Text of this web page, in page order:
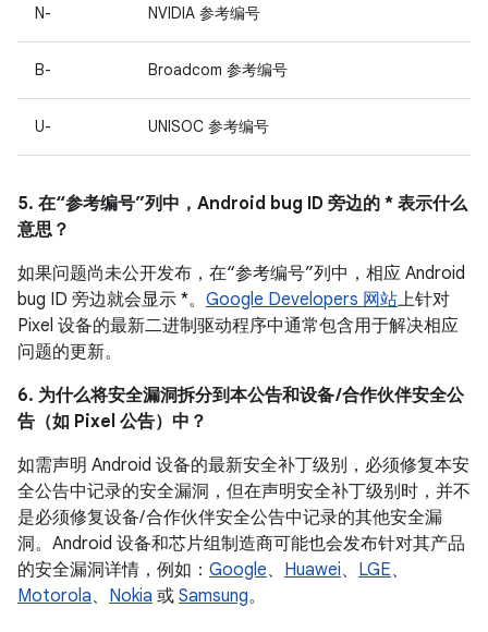
N- NVIDIA 参考编号
B- Broadcom 参考编号
U- UNISOC 参考编号
5. 在“参考编号”列中，Android bug ID 旁边的 * 表示什么
意思？
如果问题尚未公开发布，在“参考编号”列中，相应 Android
bug ID 旁边就会显示 *。 Google Developers 网站上针对
Pixel 设备的最新二进制驱动程序中通常包含用于解决相应
问题的更新。
6. 为什么将安全漏洞拆分到本公告和设备 /合作伙伴安全公
告（如 Pixel 公告）中？
如需声明 Android 设备的最新安全补丁级别，必须修复本安
全公告中记录的安全漏洞，但在声明安全补丁级别时，并不
是必须修复设备/ 合作伙伴安全公告中记录的其他安全漏
洞。Android 设备和芯片组制造商可能也会发布针对其产品
的安全漏洞详情，例如： Google、 Huawei、 LGE、
Motorola、 Nokia 或 Samsung。